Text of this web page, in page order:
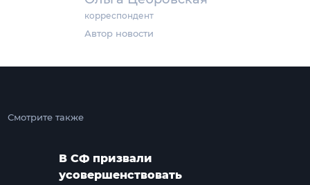
корреспондент
Автор новости
Смотрите также
В СФ призвали
усовершенствовать